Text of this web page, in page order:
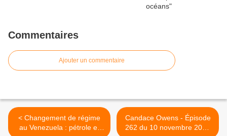
Commentaires
Ajouter un commentaire
< Changement de régime
au Venezuela : pétrole et
Candace Owens - Épisode
262 du 10 novembre 2025